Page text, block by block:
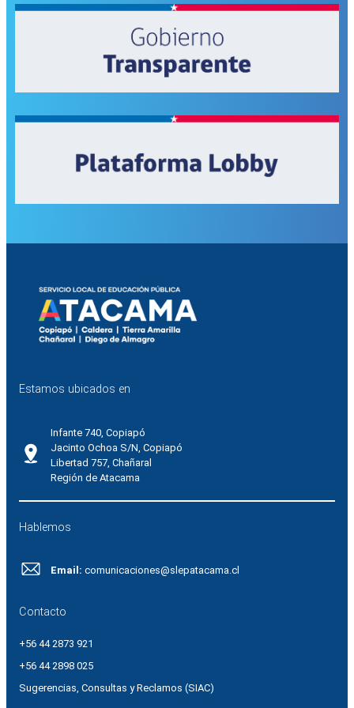
Estamos ubicados en
Infante 740, Copiapó
Jacinto Ochoa S/N, Copiapó
Libertad 757, Chañaral
Región de Atacama
Hablemos
Email: comunicaciones@slepatacama.cl
Contacto
+56 44 2873 921
+56 44 2898 025
Sugerencias, Consultas y Reclamos (SIAC)